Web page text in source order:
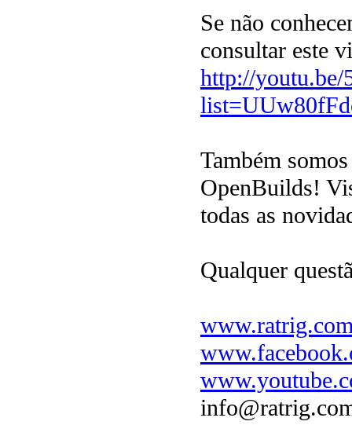
Se não
consultar este
http://
Também
OpenBuilds!
todas as
Qualquer